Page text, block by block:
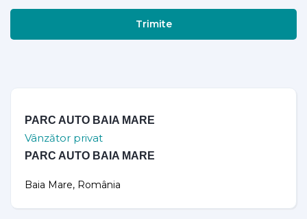
Trimite
PARC AUTO BAIA MARE
Vânzător privat
PARC AUTO BAIA MARE
Baia Mare, România